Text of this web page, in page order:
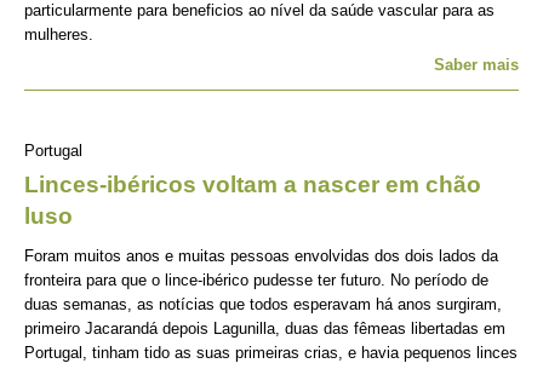
particularmente para beneficios ao nível da saúde vascular para as
mulheres.
Saber mais
Portugal
Linces-ibéricos voltam a nascer em chão
luso
Foram muitos anos e muitas pessoas envolvidas dos dois lados da
fronteira para que o lince-ibérico pudesse ter futuro. No período de
duas semanas, as notícias que todos esperavam há anos surgiram,
primeiro Jacarandá depois Lagunilla, duas das fêmeas libertadas em
Portugal, tinham tido as suas primeiras crias, e havia pequenos linces